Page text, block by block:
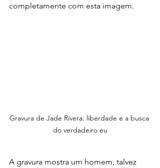
completamente com esta imagem.
Gravura de Jade Rivera: liberdade e a busca
do verdadeiro eu
A gravura mostra um homem, talvez